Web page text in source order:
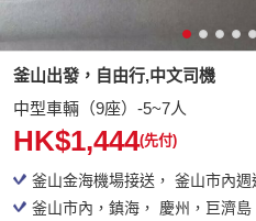
釜山出發，自由行,中文司機
中型車輛（9座）-5~7人
HK$1,444(先付)
釜山金海機場接送， 釜山市內週
釜山市內，鎮海， 慶州，巨濟島